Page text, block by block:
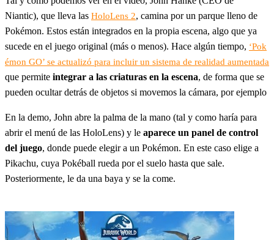
Niantic), que lleva las HoloLens 2, camina por un parque lleno de
Pokémon. Estos están integrados en la propia escena, algo que ya
sucede en el juego original (más o menos). Hace algún tiempo, ‘Pok
émon GO’ se actualizó para incluir un sistema de realidad aumentada
que permite integrar a las criaturas en la escena, de forma que se
pueden ocultar detrás de objetos si movemos la cámara, por ejemplo
En la demo, John abre la palma de la mano (tal y como haría para
abrir el menú de las HoloLens) y le aparece un panel de control
del juego, donde puede elegir a un Pokémon. En este caso elige a
Pikachu, cuya Pokéball rueda por el suelo hasta que sale.
Posteriormente, le da una baya y se la come.